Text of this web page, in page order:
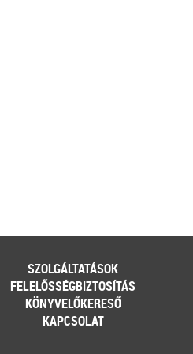
SZOLGÁLTATÁSOK
FELELŐSSÉGBIZTOSÍTÁS
KÖNYVELŐKERESŐ
KAPCSOLAT